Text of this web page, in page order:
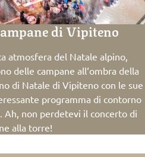
di Vipiteno
atmosfera del Natale alpino,
delle campane all‘ombra della
di Natale di Vipiteno con le sue
programma di contorno
Ah, non perdetevi il concerto di
alla torre!